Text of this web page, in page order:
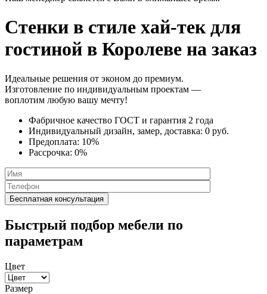
Стенки в стиле хай-текдля
гостиной в Королеве на заказ
Идеальные решения от эконом до премиум.
Изготовление по индивидуальным проектам —
воплотим любую вашу мечту!
Фабричное качество ГОСТ и гарантия 2 года
Индивидуальный дизайн, замер, доставка: 0 руб.
Предоплата: 10%
Рассрочка: 0%
Быстрый подбор мебели по
параметрам
Цвет
Размер